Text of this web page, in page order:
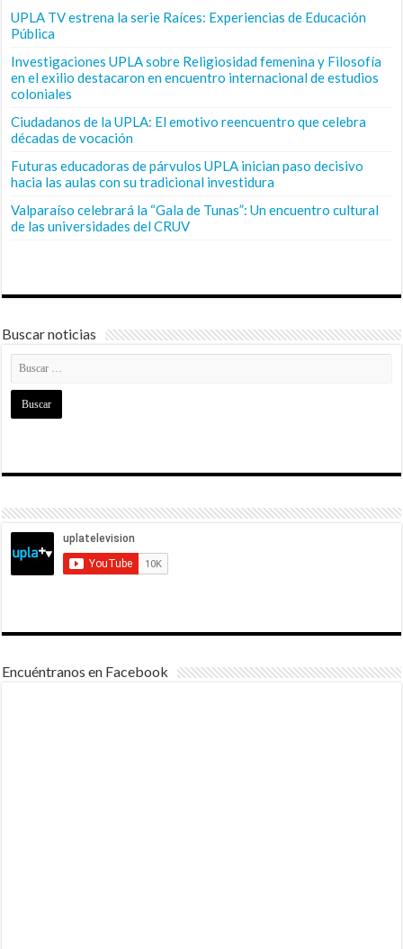
UPLA TV estrena la serie Raíces: Experiencias de Educación
Pública
Investigaciones UPLA sobre Religiosidad femenina y Filosofía
en el exilio destacaron en encuentro internacional de estudios
coloniales
Ciudadanos de la UPLA: El emotivo reencuentro que celebra
décadas de vocación
Futuras educadoras de párvulos UPLA inician paso decisivo
hacia las aulas con su tradicional investidura
Valparaíso celebrará la “Gala de Tunas”: Un encuentro cultural
de las universidades del CRUV
Buscar noticias
Encuéntranos en Facebook